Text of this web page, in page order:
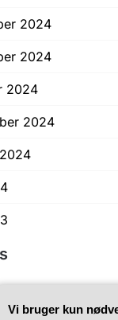
2024
2024
2024
2024
Vi bruger kun